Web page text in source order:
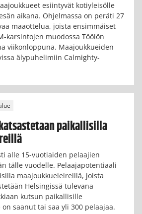
esiintyvät kotiyleisölle
aikana. Ohjelmassa on peräti 27
maaottelua, joista ensimmäiset
karsintojen muodossa Töölön
viikonloppuna. Maajoukkueiden
älypuhelimiin Calmighty-
paikallisilla
alle 15-vuotiaiden pelaajien
tälle vuodelle. Pelaajapotentiaali
maajoukkueleireillä, joista
Helsingissä tulevana
kutsun paikallisille
saanut tai saa yli 300 pelaajaa.